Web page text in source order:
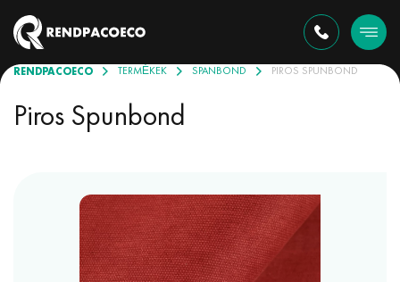
RENDPACOECO TERMÉKEK SPANBOND PIROS SPUNBOND
Piros Spunbond